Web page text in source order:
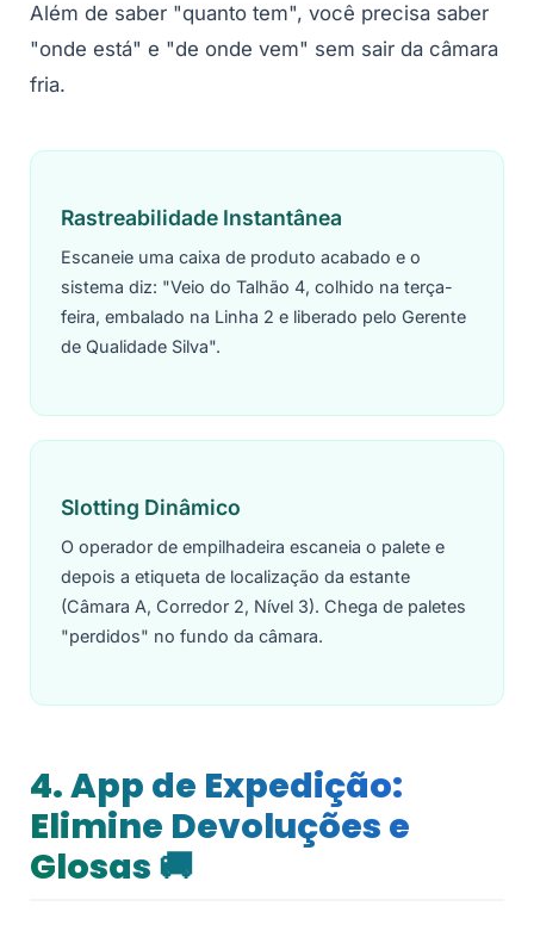
Além de saber "quanto tem", você precisa saber
"onde está" e "de onde vem" sem sair da câmara
fria.
Rastreabilidade Instantânea
Escaneie uma caixa de produto acabado e o
sistema diz: "Veio do Talhão 4, colhido na terça-
feira, embalado na Linha 2 e liberado pelo Gerente
de Qualidade Silva".
Slotting Dinâmico
O operador de empilhadeira escaneia o palete e
depois a etiqueta de localização da estante
(Câmara A, Corredor 2, Nível 3). Chega de paletes
"perdidos" no fundo da câmara.
4. App de Expedição:
Elimine Devoluções e
Glosas 🚚